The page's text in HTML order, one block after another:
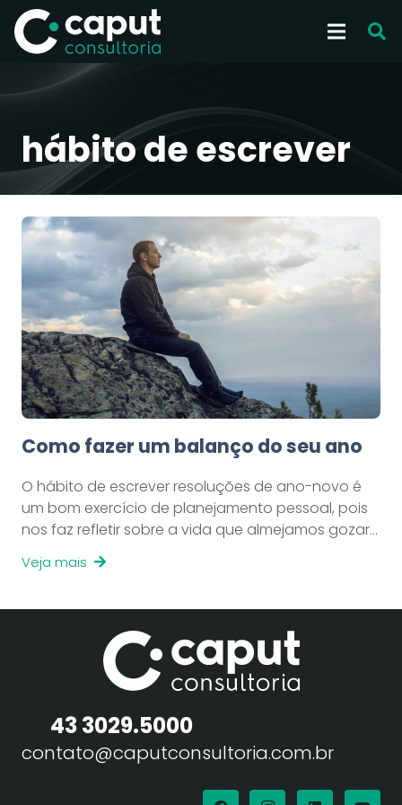
hábito de escrever
Como fazer um balanço do seu ano
O hábito de escrever resoluções de ano-novo é
um bom exercício de planejamento pessoal, pois
nos faz refletir sobre a vida que almejamos gozar…
Veja mais
43 3029.5000
contato@caputconsultoria.com.br